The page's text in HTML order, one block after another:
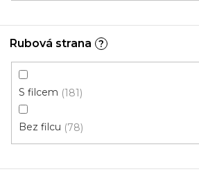
Rubová strana ?
S filcem 181
Bez filcu 78
Akce